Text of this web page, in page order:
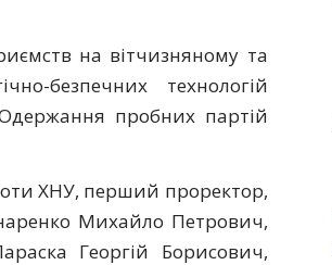
на вітчизняному та
безпечних технологій
пробних партій
ХНУ, перший проректор,
Михайло Петрович,
Георгій Борисович,